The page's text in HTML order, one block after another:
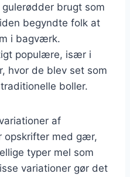
brugt som
begyndte folk at
i bagværk.
populære, især i
hvor de blev set som
boller.
af
opskrifter med gær,
typer mel som
variationer gør det